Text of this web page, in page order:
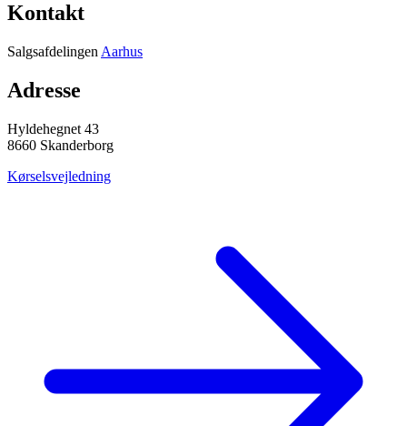
Kontakt
Salgsafdelingen Aarhus
Adresse
Hyldehegnet 43
8660 Skanderborg
Kørselsvejledning